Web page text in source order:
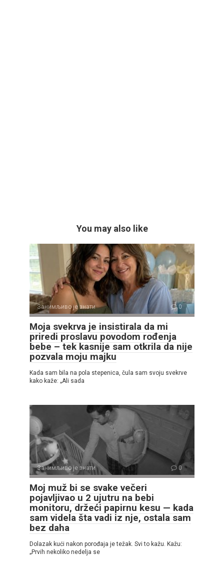
You may also like
Занимљиво је знати 0
Moja svekrva je insistirala da mi
priredi proslavu povodom rođenja
bebe – tek kasnije sam otkrila da nije
pozvala moju majku
Kada sam bila na pola stepenica, čula sam svoju svekrve
kako kaže: „Ali sada
Занимљиво је знати 0
Moj muž bi se svake večeri
pojavljivao u 2 ujutru na bebi
monitoru, držeći papirnu kesu — kada
sam videla šta vadi iz nje, ostala sam
bez daha
Dolazak kući nakon porođaja je težak. Svi to kažu. Kažu:
„Prvih nekoliko nedelja se